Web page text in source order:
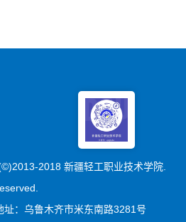
2018 新疆轻工职业技术学院.
址：乌鲁木齐市米东南路3281号